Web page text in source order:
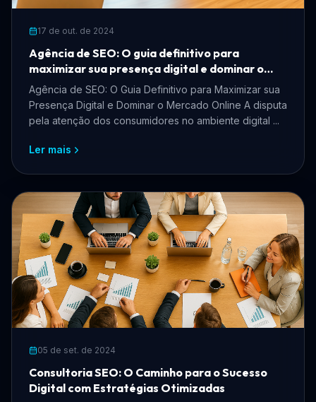
17 de out. de 2024
Agência de SEO: O guia definitivo para
maximizar sua presença digital e dominar o
mercado online
Agência de SEO: O Guia Definitivo para Maximizar sua
Presença Digital e Dominar o Mercado Online A disputa
pela atenção dos consumidores no ambiente digital ...
Ler mais
05 de set. de 2024
Consultoria SEO: O Caminho para o Sucesso
Digital com Estratégias Otimizadas